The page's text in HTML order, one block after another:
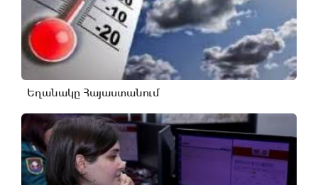
Եղանակը Հայաստանում